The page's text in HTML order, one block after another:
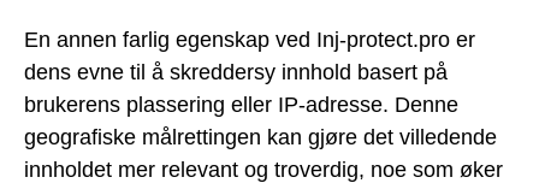
En annen farlig egenskap ved Inj-protect.pro er
dens evne til å skreddersy innhold basert på
brukerens plassering eller IP-adresse. Denne
geografiske målrettingen kan gjøre det villedende
innholdet mer relevant og troverdig, noe som øker